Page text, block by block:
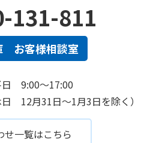
131-811
お客様相談室
日 9:00～17:00
日 12月31日～1月3日を除く）
せ一覧はこちら